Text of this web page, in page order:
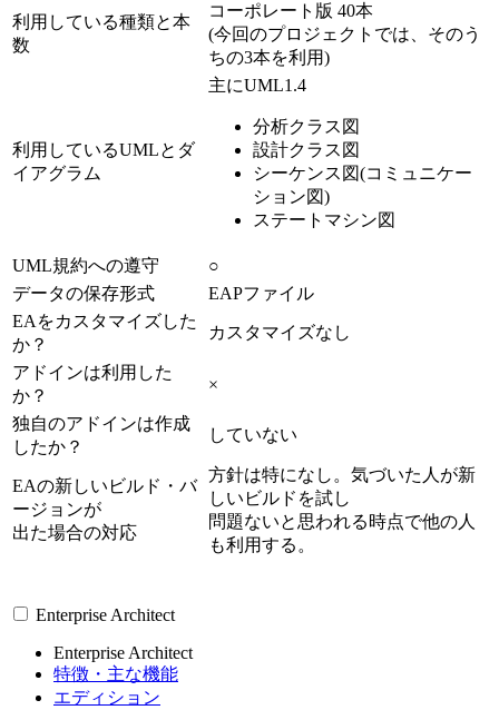
利用している種類と本
数
コーポレート版 40本
(今回のプロジェクトでは、そのう
ちの3本を利用)
利用しているUMLとダ
イアグラム
主にUML1.4
分析クラス図
設計クラス図
シーケンス図(コミュニケー
ション図)
ステートマシン図
UML規約への遵守
○
データの保存形式
EAPファイル
EAをカスタマイズした
か？
カスタマイズなし
アドインは利用した
か？
×
独自のアドインは作成
したか？
していない
EAの新しいビルド・バ
ージョンが
出た場合の対応
方針は特になし。気づいた人が新
しいビルドを試し
問題ないと思われる時点で他の人
も利用する。
Enterprise Architect
Enterprise Architect
特徴・主な機能
エディション